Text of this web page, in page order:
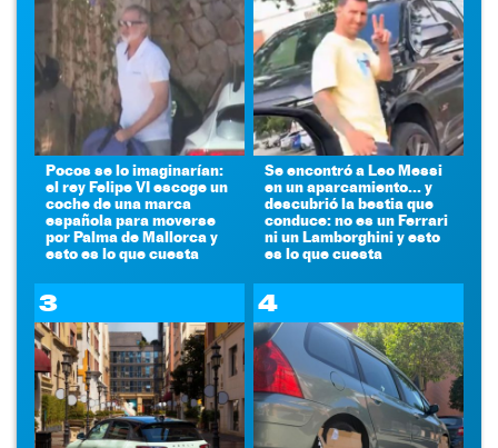
Pocos se lo imaginarían:
el rey Felipe VI escoge un
coche de una marca
española para moverse
por Palma de Mallorca y
esto es lo que cuesta
Se encontró a Leo Messi
en un aparcamiento... y
descubrió la bestia que
conduce: no es un Ferrari
ni un Lamborghini y esto
es lo que cuesta
3 4